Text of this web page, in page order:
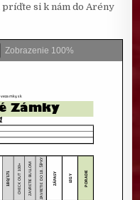
si k nám do Arény
Zobrazenie 100%